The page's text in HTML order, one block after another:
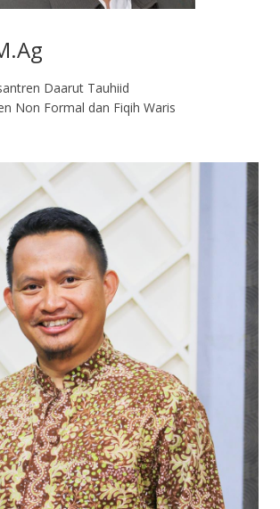
Daarut Tauhiid
Non Formal dan Fiqih Waris